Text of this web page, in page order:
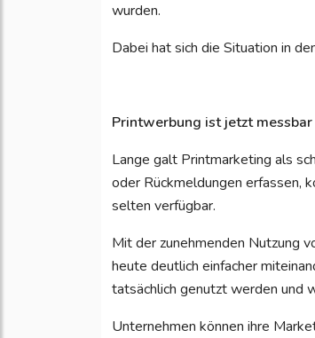
wurden.
Dabei hat sich die Situation in
Printwerbung ist jetzt messbar
Lange galt Printmarketing als
oder Rückmeldungen erfassen,
selten verfügbar.
Mit der zunehmenden Nutzung
heute deutlich einfacher
tatsächlich genutzt werden und
Unternehmen können ihre